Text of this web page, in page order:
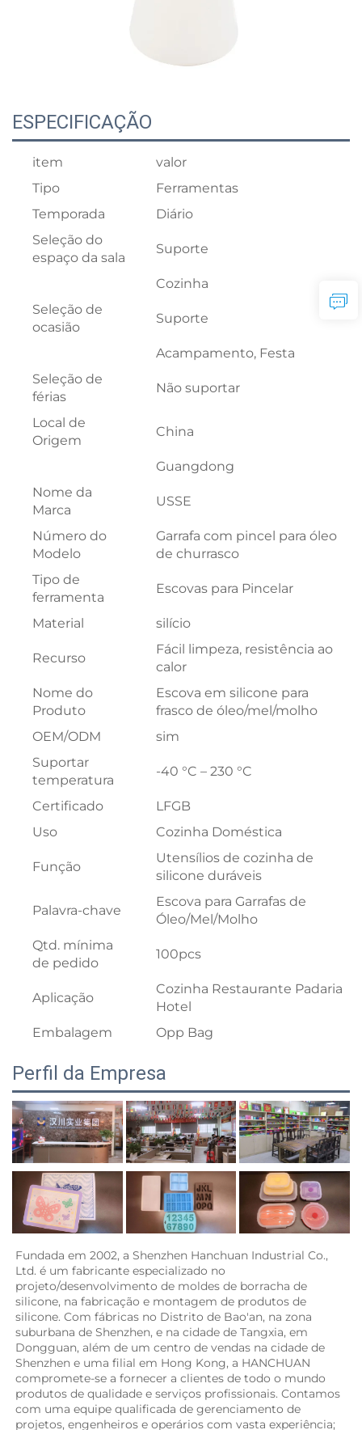
ESPECIFICAÇÃO
item
valor
Tipo
Ferramentas
Temporada
Diário
Seleção do
espaço da sala
Suporte
Cozinha
Seleção de
ocasião
Suporte
Acampamento, Festa
Seleção de
férias
Não suportar
Local de
Origem
China
Guangdong
Nome da
Marca
USSE
Número do
Modelo
Garrafa com pincel para óleo
de churrasco
Tipo de
ferramenta
Escovas para Pincelar
Material silício
Recurso
Fácil limpeza, resistência ao
calor
Nome do
Produto
Escova em silicone para
frasco de óleo/mel/molho
OEM/ODM
sim
Suportar
temperatura
-40 °C – 230 °C
Certificado
LFGB
Uso
Cozinha Doméstica
Função
Utensílios de cozinha de
silicone duráveis
Palavra-chave
Escova para Garrafas de
Óleo/Mel/Molho
Qtd. mínima
de pedido
100pcs
Aplicação
Cozinha Restaurante Padaria
Hotel
Embalagem
Opp Bag
Perfil da Empresa
Fundada em 2002, a Shenzhen Hanchuan Industrial Co.,
Ltd. é um fabricante especializado no
projeto/desenvolvimento de moldes de borracha de
silicone, na fabricação e montagem de produtos de
silicone. Com fábricas no Distrito de Bao'an, na zona
suburbana de Shenzhen, e na cidade de Tangxia, em
Dongguan, além de um centro de vendas na cidade de
Shenzhen e uma filial em Hong Kong, a HANCHUAN
compromete-se a fornecer a clientes de todo o mundo
produtos de qualidade e serviços profissionais. Contamos
com uma equipe qualificada de gerenciamento de
projetos, engenheiros e operários com vasta experiência;